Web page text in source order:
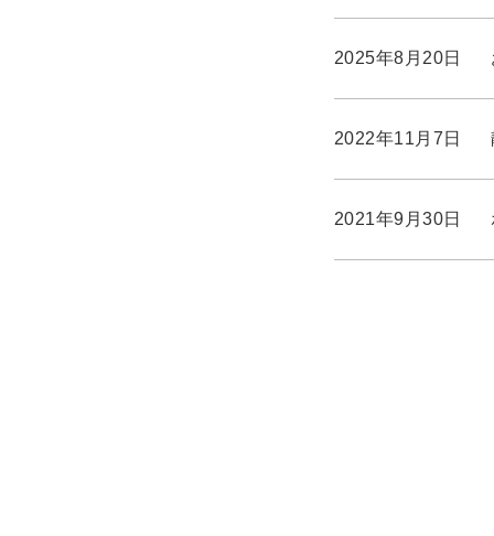
2025年8月20日
2022年11月7日
2021年9月30日